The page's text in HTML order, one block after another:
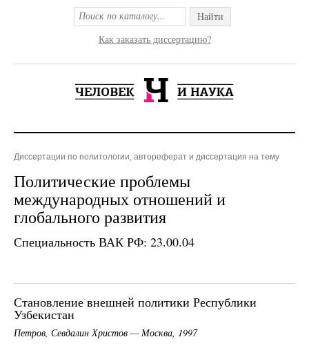
Найти
Как заказать диссертацию?
Диссертации по политологии, автореферат и диссертация на тему
Политические проблемы
международных отношений и
глобального развития
Специальность ВАК РФ: 23.00.04
Становление внешней политики Республики
Узбекистан
Петров, Севдалин Христов — Москва, 1997